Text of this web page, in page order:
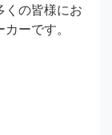
くの皆様にお
ーです。